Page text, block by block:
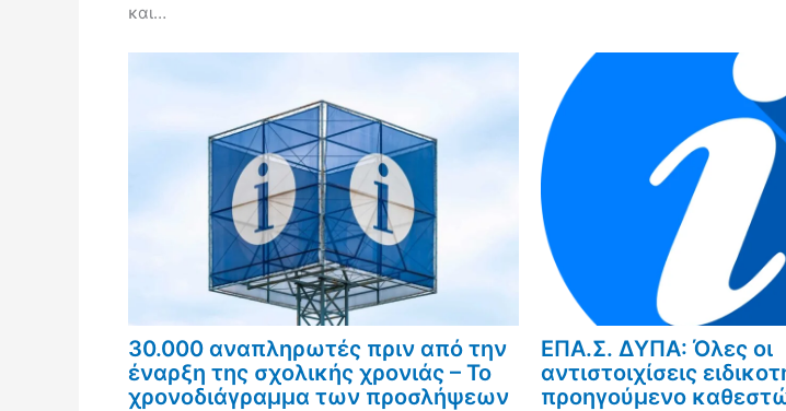
και…
30.000 αναπληρωτές πριν από την
έναρξη της σχολικής χρονιάς – Το
χρονοδιάγραμμα των προσλήψεων
ΕΠΑ.Σ. ΔΥΠΑ: Όλες οι
αντιστοιχίσεις
προηγούμενο